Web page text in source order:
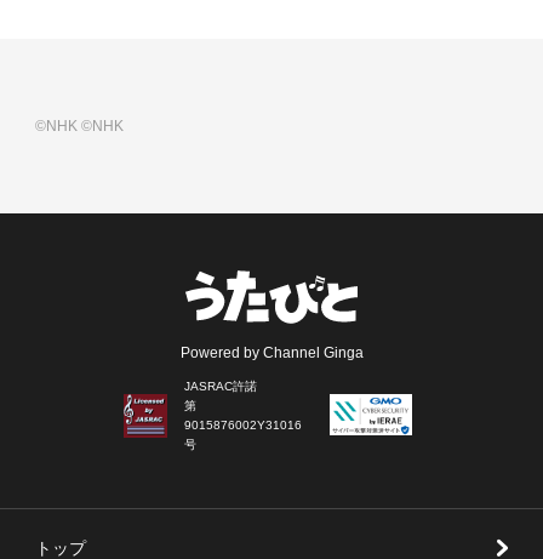
©NHK©NHK
Powered by Channel Ginga
JASRAC許諾
第
9015876002Y31016
号
トップ